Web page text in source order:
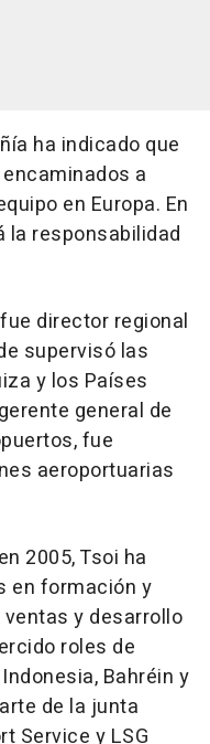
ha indicado que
a
en Europa. En
la responsabilidad
director regional
supervisó las
y los Países
general de
fue
aeroportuarias
2005, Tsoi ha
en formación y
y desarrollo
roles de
Bahréin y
de la junta
Service y LSG